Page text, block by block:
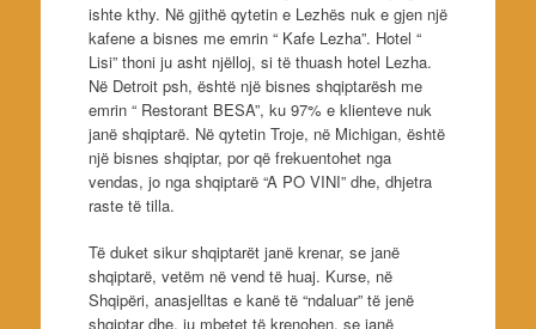
ishte kthy. Në gjithë qytetin e Lezhës nuk e gjen një
kafene a bisnes me emrin “ Kafe Lezha”. Hotel “
Lisi” thoni ju asht njëlloj, si të thuash hotel Lezha.
Në Detroit psh, është një bisnes shqiptarësh me
emrin “ Restorant BESA”, ku 97% e klienteve nuk
janë shqiptarë. Në qytetin Troje, në Michigan, është
një bisnes shqiptar, por që frekuentohet nga
vendas, jo nga shqiptarë “A PO VINI” dhe, dhjetra
raste të tilla.
Të duket sikur shqiptarët janë krenar, se janë
shqiptarë, vetëm në vend të huaj. Kurse, në
Shqipëri, anasjelltas e kanë të “ndaluar” të jenë
shqiptar dhe, iu mbetet të krenohen, se janë